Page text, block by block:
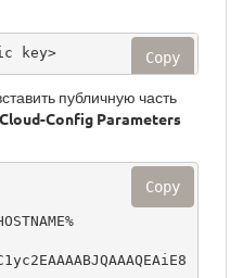
key> Copy
публичную часть
Cloud-Config Parameters
Copy